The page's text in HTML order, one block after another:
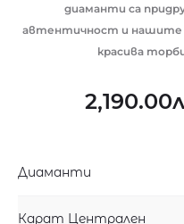
диаманти са
автентичност и нашите
красива
2,190.00
Диаманти
Карат Централен